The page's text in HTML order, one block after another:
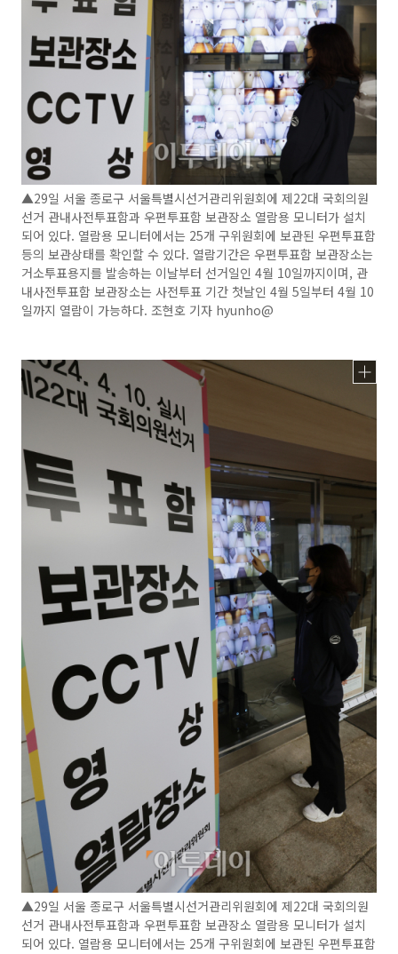
▲29일 서울 종로구 서울특별시선거관리위원회에 제22대 국회의원
선거 관내사전투표함과 우편투표함 보관장소 열람용 모니터가 설치
되어 있다. 열람용 모니터에서는 25개 구위원회에 보관된 우편투표함
등의 보관상태를 확인할 수 있다. 열람기간은 우편투표함 보관장소는
거소투표용지를 발송하는 이날부터 선거일인 4월 10일까지이며, 관
내사전투표함 보관장소는 사전투표 기간 첫날인 4월 5일부터 4월 10
일까지 열람이 가능하다. 조현호 기자 hyunho@
▲29일 서울 종로구 서울특별시선거관리위원회에 제22대 국회의원
선거 관내사전투표함과 우편투표함 보관장소 열람용 모니터가 설치
되어 있다. 열람용 모니터에서는 25개 구위원회에 보관된 우편투표함